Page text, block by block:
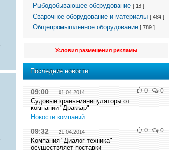
Рыбодобывающее оборудование [ 18 ]
Сварочное оборудование и материалы [ 484 ]
Общепромышленное оборудование [ 789 ]
Условия размещения рекламы
Последние новости
09:00 01.04.2014
Судовые краны-манипуляторы от
компании "Драккар"
Новости компаний
0 0
09:32 21.04.2014
Компания "Диалог-техника"
осуществляет поставки
0 0